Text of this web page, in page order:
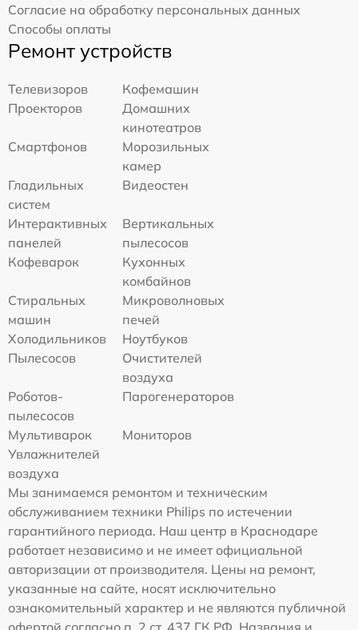
Согласие на обработку персональных данных
Способы оплаты
Ремонт устройств
Телевизоров
Кофемашин
Проекторов
Домашних
кинотеатров
Смартфонов
Морозильных
камер
Гладильных
систем
Видеостен
Интерактивных
панелей
Вертикальных
пылесосов
Кофеварок
Кухонных
комбайнов
Стиральных
машин
Микроволновых
печей
Холодильников
Ноутбуков
Пылесосов
Очистителей
воздуха
Роботов-
пылесосов
Парогенераторов
Мультиварок
Мониторов
Увлажнителей
воздуха
Мы занимаемся ремонтом и техническим
обслуживанием техники Philips по истечении
гарантийного периода. Наш центр в Краснодаре
работает независимо и не имеет официальной
авторизации от производителя. Цены на ремонт,
указанные на сайте, носят исключительно
ознакомительный характер и не являются публичной